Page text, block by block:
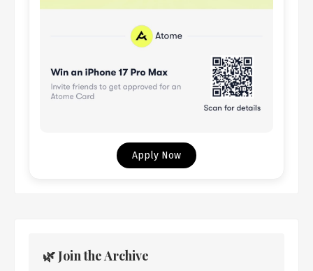
Apply Now
🌿 Join the Archive